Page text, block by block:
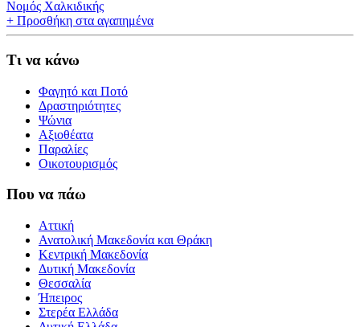
Νομός Χαλκιδικής
+ Προσθήκη στα αγαπημένα
Τι να κάνω
Φαγητό και Ποτό
Δραστηριότητες
Ψώνια
Αξιοθέατα
Παραλίες
Οικοτουρισμός
Που να πάω
Αττική
Ανατολική Μακεδονία και Θράκη
Κεντρική Μακεδονία
Δυτική Μακεδονία
Θεσσαλία
Ήπειρος
Στερέα Ελλάδα